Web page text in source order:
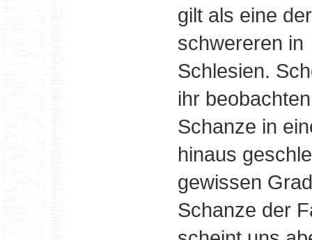
gilt als eine der
schwereren in
Schlesien.
ihr
Schanze in
hinaus
gewissen
Schanze der